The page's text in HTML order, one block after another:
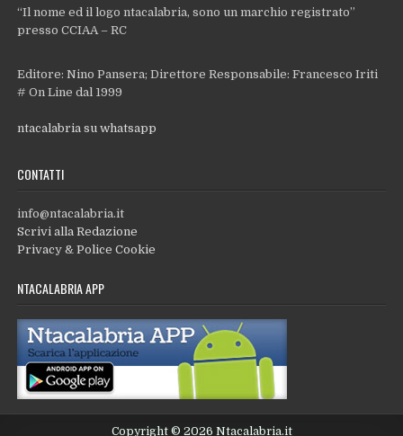
“Il nome ed il logo ntacalabria, sono un marchio registrato”
presso CCIAA – RC
Editore: Nino Pansera; Direttore Responsabile: Francesco Iriti
# On Line dal 1999
ntacalabria su whatsapp
CONTATTI
info@ntacalabria.it
Scrivi alla Redazione
Privacy & Police Cookie
NTACALABRIA APP
Copyright © 2026 Ntacalabria.it